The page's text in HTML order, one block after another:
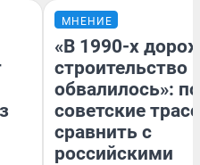
МНЕНИЕ
«В 1990-х
строительство
обвалилось»:
советские
сравнить с
российскими